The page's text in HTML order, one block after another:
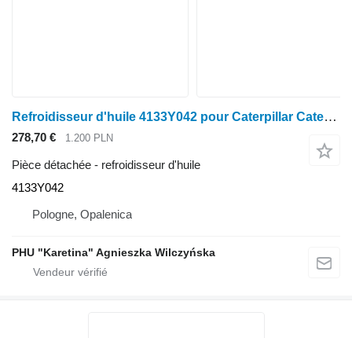
Refroidisseur d'huile 4133Y042 pour Caterpillar Caterpillar Cat Perkins 1106D C6.6
278,70 € 1.200 PLN
Pièce détachée - refroidisseur d'huile
4133Y042
Pologne, Opalenica
PHU "Karetina" Agnieszka Wilczyńska